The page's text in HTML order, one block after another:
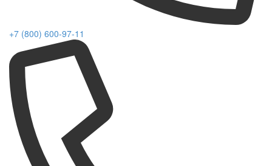
+7 (800) 600-97-11